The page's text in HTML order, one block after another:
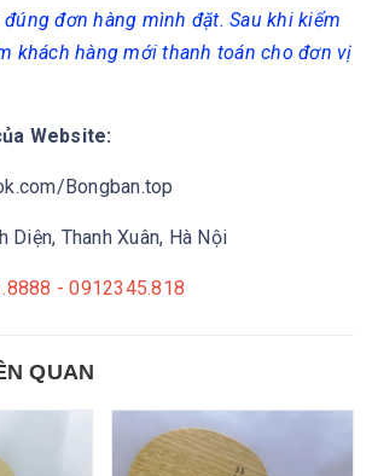
đơn hàng mình đặt. Sau khi kiểm
khách hàng mới thanh toán cho đơn vị
Website:
Bongban.top
Diện, Thanh Xuân, Hà Nội
- 0912345.818
QUAN